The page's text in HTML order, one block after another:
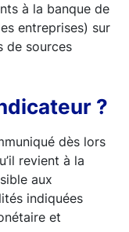
à la banque de
entreprises) sur
de sources
?
dès lors
revient à la
aux
indiquées
et